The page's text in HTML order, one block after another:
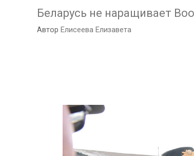
Беларусь не наращивает
Автор Елисеева Елизавета